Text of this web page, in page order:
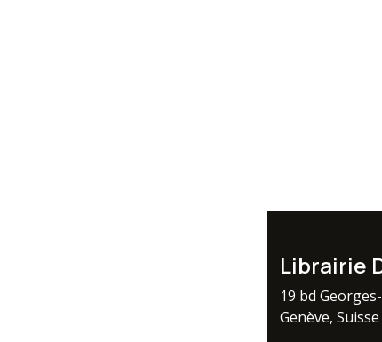
Librairie
19 bd
Genève, Suisse